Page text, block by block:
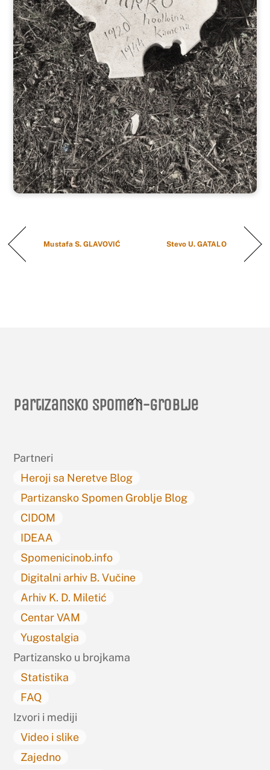
Mustafa S. GLAVOVIĆ Stevo U. GATALO
Back
Partizansko spomen-groblje
Partneri
Heroji sa Neretve Blog
Partizansko Spomen Groblje Blog
CIDOM
IDEAA
Spomenicinob.info
Digitalni arhiv B. Vučine
Arhiv K. D. Miletić
Centar VAM
Yugostalgia
Partizansko u brojkama
Statistika
FAQ
Izvori i mediji
Video i slike
Zajedno